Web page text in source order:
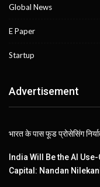
Global News
E Paper
Startup
Advertisement
भारत के पास फूड प्रोसेसिंग
India Will Be the AI
Capital: Nandan